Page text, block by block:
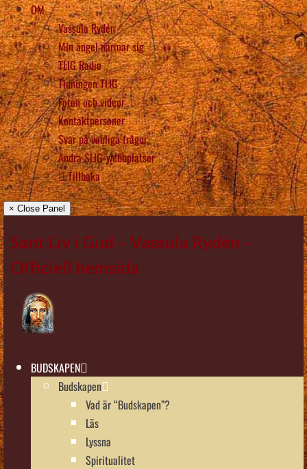
OM
Vassula Rydén
Min ängel närmar sig
TLIG Radio
Tidningen TLIG
Foton och videor
Kontaktpersoner
Svar på vanliga frågor
Andra SLIG-webbplatser
Tillbaka
× Close Panel
Sant Liv i Gud – Vassula Rydén –
Officiell hemsida
BUDSKAPEN
Budskapen
Vad är “Budskapen”?
Läs
Lyssna
Spiritualitet